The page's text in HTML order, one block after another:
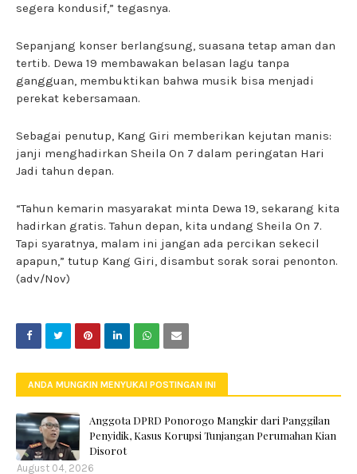
segera kondusif,” tegasnya.
Sepanjang konser berlangsung, suasana tetap aman dan
tertib. Dewa 19 membawakan belasan lagu tanpa
gangguan, membuktikan bahwa musik bisa menjadi
perekat kebersamaan.
Sebagai penutup, Kang Giri memberikan kejutan manis:
janji menghadirkan Sheila On 7 dalam peringatan Hari
Jadi tahun depan.
“Tahun kemarin masyarakat minta Dewa 19, sekarang kita
hadirkan gratis. Tahun depan, kita undang Sheila On 7.
Tapi syaratnya, malam ini jangan ada percikan sekecil
apapun,” tutup Kang Giri, disambut sorak sorai penonton.
(adv/Nov)
ANDA MUNGKIN MENYUKAI POSTINGAN INI
Anggota DPRD Ponorogo Mangkir dari Panggilan
Penyidik, Kasus Korupsi Tunjangan Perumahan Kian
Disorot
August 04, 2026